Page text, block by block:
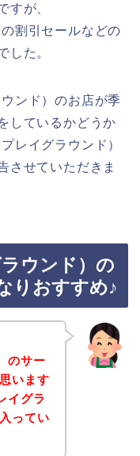
すが、
割引セールなどの
した。
ンド）のお店が季
しているかどうか
レイグラウンド）
させていただきま
ウンド）の
りおすすめ♪
のサー
います
イグラ
ってい